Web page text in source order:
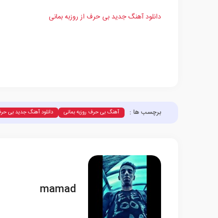
دانلود آهنگ جدید بی حرف از روزبه بمانی
برچسب ها : آهنگ بی حرف روزبه بمانی دانلود آهنگ جدید بی
mamad